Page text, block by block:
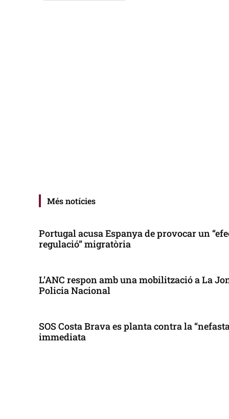
Més notícies
Portugal acusa Espanya de provocar un
regulació” migratòria
L’ANC respon amb una mobilització a La
Policia Nacional
SOS Costa Brava es planta contra la
immediata